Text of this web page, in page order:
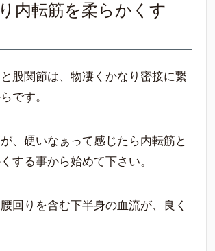
内転筋を柔らかくす
股関節は、物凄くかなり密接に繋
です。
、硬いなぁって感じたら内転筋と
する事から始めて下さい。
回りを含む下半身の血流が、良く